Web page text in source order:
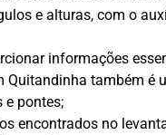
e alturas, com o
informações
Quitandinha também é
e pontes;
encontrados no